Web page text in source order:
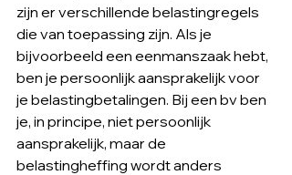
zijn er verschillende belastingregels
die van toepassing zijn. Als je
bijvoorbeeld een eenmanszaak hebt,
ben je persoonlijk aansprakelijk voor
je belastingbetalingen. Bij een bv ben
je, in principe, niet persoonlijk
aansprakelijk, maar de
belastingheffing wordt anders